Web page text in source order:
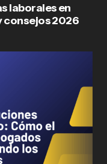
laborales en
consejos 2026